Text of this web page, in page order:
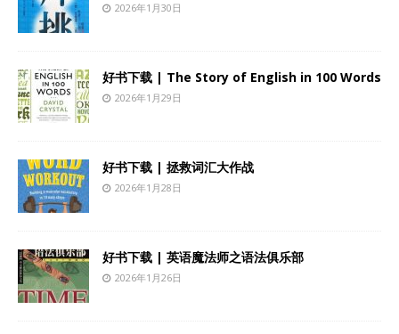
2026年1月30日
好书下载 | The Story of English in 100 Words
2026年1月29日
好书下载 | 拯救词汇大作战
2026年1月28日
好书下载 | 英语魔法师之语法俱乐部
2026年1月26日